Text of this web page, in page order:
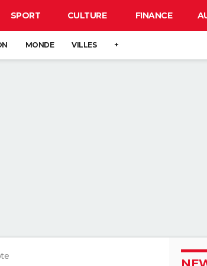
SPORT CULTURE FINANCE
MONDE VILLES +